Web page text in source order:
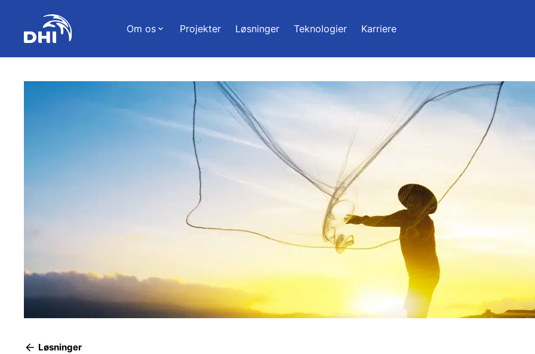
Om os Projekter Løsninger Teknologier Karriere
Løsninger